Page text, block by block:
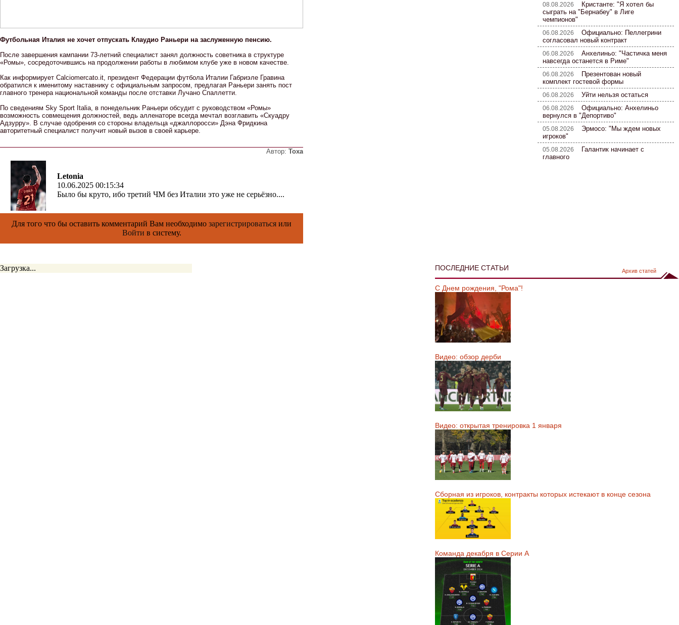
Футбольная Италия не хочет отпускать Клаудио Раньери на заслуженную пенсию.
После завершения кампании 73-летний специалист занял должность советника в структуре
«Ромы», сосредоточившись на продолжении работы в любимом клубе уже в новом качестве.
Как информирует Сalciomercato.it, президент Федерации футбола Италии Габриэле Гравина
обратился к именитому наставнику с официальным запросом, предлагая Раньери занять пост
главного тренера национальной команды после отставки Лучано Спаллетти.
По сведениям Sky Sport Italia, в понедельник Раньери обсудит с руководством «Ромы»
возможность совмещения должностей, ведь алленаторе всегда мечтал возглавить «Скуадру
Адзурру». В случае одобрения со стороны владельца «джаллоросси» Дэна Фридкина
авторитетный специалист получит новый вызов в своей карьере.
Автор: Тоха
Letonia
10.06.2025 00:15:34
Было бы круто, ибо третий ЧМ без Италии это уже не серьёзно....
Для того что бы оставить комментарий Вам необходимо зарегистрироваться или
Войти в систему.
08.08.2026
Кристанте: "Я хотел бы
сыграть на "Бернабеу" в Лиге
чемпионов"
06.08.2026 Официально: Пеллегрини
согласовал новый контракт
06.08.2026 Анхелиньо: "Частичка меня
навсегда останется в Риме"
06.08.2026
Презентован новый
комплект гостевой формы
06.08.2026 Уйти нельзя остаться
06.08.2026 Официально: Анхелиньо
вернулся в "Депортиво"
05.08.2026 Эрмосо: "Мы ждем новых
игроков"
05.08.2026
Галантик начинает с
главного
Загрузка... ПОСЛЕДНИЕ СТАТЬИ Архив статей
С Днем рождения, "Рома"!
Видео: обзор дерби
Видео: открытая тренировка 1 января
Сборная из игроков, контракты которых истекают в конце сезона
Команда декабря в Серии А